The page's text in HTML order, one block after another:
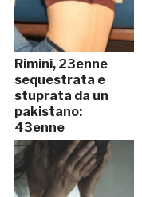
Rimini, 23enne
sequestrata e
stuprata da un
pakistano:
43enne
denunciato